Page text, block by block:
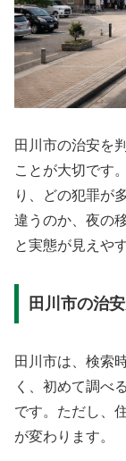
田川市の治安を
ことが大切です
り、どの犯罪が
違うのか、夜の
と実態が見えや
田川市の治
田川市は、検索
く、初めて調べ
です。ただし、
が変わります。